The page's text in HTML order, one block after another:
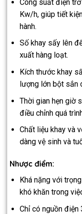
Công suất điện
Kw/h, giúp tiết
hành.
Số khay sấy lên
xuất hàng loạt.
Kích thước khay
lượng lớn bột sắn
Thời gian hẹn giờ
điều chỉnh quá
Chất liệu khay và
dàng vệ sinh và
Nhược điểm:
Khá nặng với
khó khăn trong
Chỉ có nguồn